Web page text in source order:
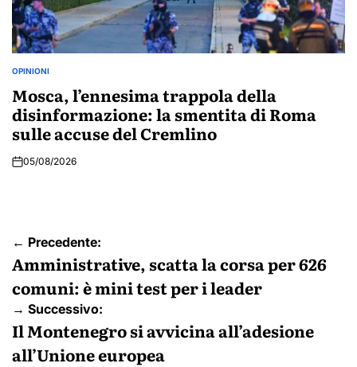
POSTED
OPINIONI
Mosca, l’ennesima trappola della
disinformazione: la smentita di Roma
sulle accuse del Cremlino
05/08/2026
Navigazione
articoli
← Precedente:
Amministrative, scatta la corsa per 626
comuni: è mini test per i leader
→ Successivo:
Il Montenegro si avvicina all’adesione
all’Unione europea